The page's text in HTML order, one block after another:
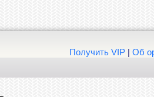
Получить VIP| Об